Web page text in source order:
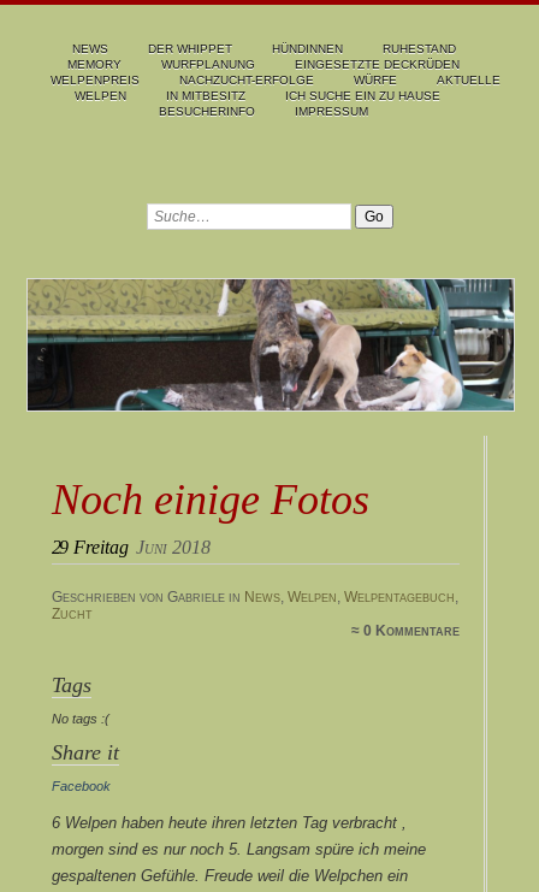
NEWS DER WHIPPET HÜNDINNEN
RUHESTAND
MEMORY
WURFPLANUNG
EINGESETZTE DECKRÜDEN
WELPENPREIS
NACHZUCHT-ERFOLGE WÜRFE
AKTUELLE
WELPEN
IN MITBESITZ
ICH SUCHE EIN ZU HAUSE
BESUCHERINFO
IMPRESSUM
Noch einige Fotos
29 Freitag Juni 2018
Geschrieben von Gabriele in News, Welpen, Welpentagebuch,
Zucht
≈ 0 Kommentare
Tags
No tags :(
Share it
Facebook
6 Welpen haben heute ihren letzten Tag verbracht ,
morgen sind es nur noch 5. Langsam spüre ich meine
gespaltenen Gefühle. Freude weil die Welpchen ein